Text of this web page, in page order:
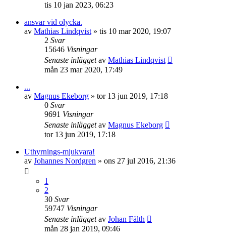
tis 10 jan 2023, 06:23
ansvar vid olycka.
av Mathias Lindqvist » tis 10 mar 2020, 19:07
2 Svar
15646 Visningar
Senaste inläggetav Mathias Lindqvist
mån 23 mar 2020, 17:49
...
av Magnus Ekeborg » tor 13 jun 2019, 17:18
0 Svar
9691 Visningar
Senaste inläggetav Magnus Ekeborg
tor 13 jun 2019, 17:18
Uthyrnings-mjukvara!
av Johannes Nordgren » ons 27 jul 2016, 21:36
1
2
30 Svar
59747 Visningar
Senaste inläggetav Johan Fälth
mån 28 jan 2019, 09:46